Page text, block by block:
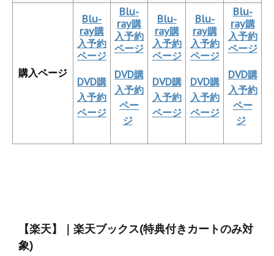
購入ページ
Blu-
ray購
入予約
ページ
DVD購
入予約
ページ
Blu-
ray購
入予約
ページ
DVD購
入予約
ペー
ジ
Blu-
ray購
入予約
ページ
DVD購
入予約
ページ
Blu-
ray購
入予約
ページ
DVD購
入予約
ページ
Blu-
ray購
入予約
ページ
DVD購
入予約
ペー
ジ
【楽天】｜楽天ブックス(特典付きカートのみ対
象)